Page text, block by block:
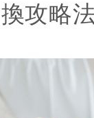
攻略